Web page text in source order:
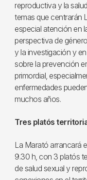
reproductiva y la
temas que centrarán
especial atención en
perspectiva de
y la investigación y
sobre la prevención
primordial,
enfermedades
muchos años.
Tres platós
La Marató arrancará
9.30 h, con 3 platós
de salud sexual y